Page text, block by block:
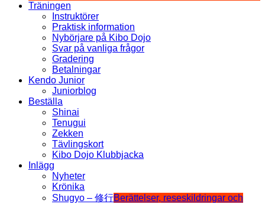
Träningen
Instruktörer
Praktisk information
Nybörjare på Kibo Dojo
Svar på vanliga frågor
Gradering
Betalningar
Kendo Junior
Juniorblog
Beställa
Shinai
Tenugui
Zekken
Tävlingskort
Kibo Dojo Klubbjacka
Inlägg
Nyheter
Krönika
Shugyo – 修行Berättelser, reseskildringar och